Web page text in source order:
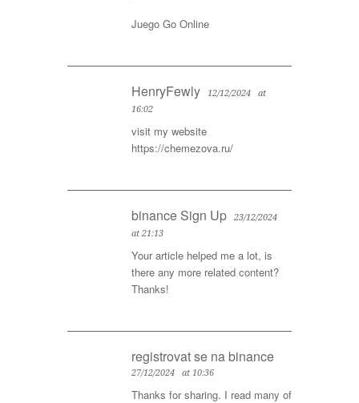
Juego Go Online
HenryFewly 12/12/2024
at
16:02
visit my website
https://chemezova.ru/
binance Sign Up
23/12/2024
at 21:13
Your article helped me a lot, is
there any more related content?
Thanks!
registrovat se na binance
27/12/2024 at 10:36
Thanks for sharing. I read many of